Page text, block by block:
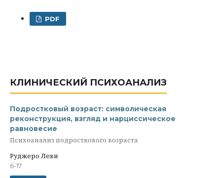
PDF
КЛИНИЧЕСКИЙ ПСИХОАНАЛИЗ
Подростковый возраст: символическая
реконструкция, взгляд и нарциссическое
равновесие
Психоанализ подросткового возраста
Руджеро Леви
6-17